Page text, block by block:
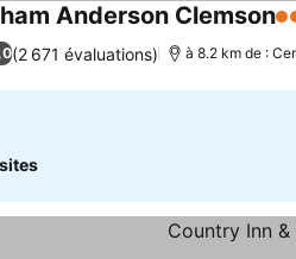
Anderson Clemson3
(2 671 évaluations) à 8.2 km de :